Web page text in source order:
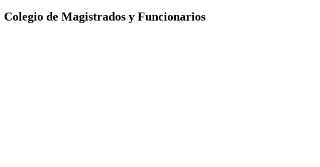
Colegio de Magistrados y Funcionarios